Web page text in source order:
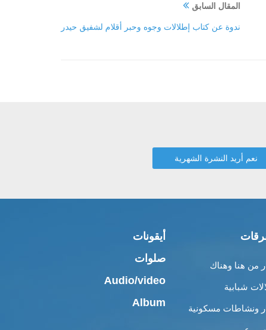
المقال السابق
ندوة عن كتاب إطلالات وجوه وحبر أقلام لشفيق حيدر
من هنا وهناك
شبابية
ونشاطات مسكونية
أيقونات
صلوات
Audio/video
Album